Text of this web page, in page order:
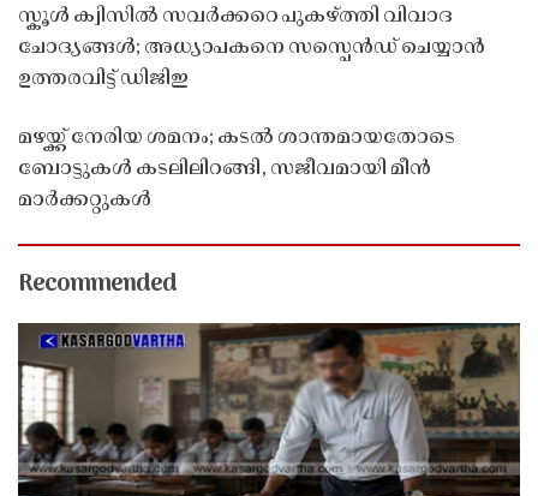
സ്കൂൾ ക്വിസിൽ സവർക്കറെ പുകഴ്ത്തി വിവാദ
ചോദ്യങ്ങൾ; അധ്യാപകനെ സസ്പെൻഡ് ചെയ്യാൻ
ഉത്തരവിട്ട് ഡിജിഇ
മഴയ്ക്ക് നേരിയ ശമനം; കടൽ ശാന്തമായതോടെ
ബോട്ടുകൾ കടലിലിറങ്ങി, സജീവമായി മീൻ
മാർക്കറ്റുകൾ
Recommended